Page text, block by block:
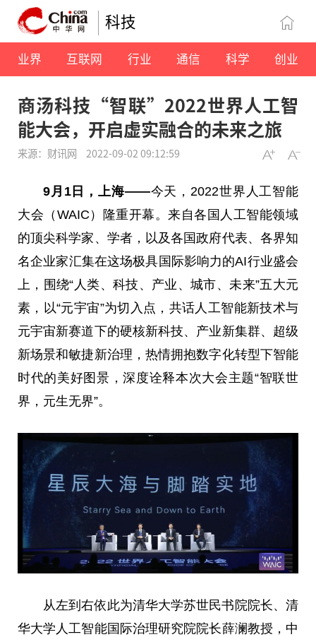
科技
业界 互联网 行业 通信 科学 创业
商汤科技“智联”2022世界人工智
能大会，开启虚实融合的未来之旅
来源：财讯网 2022-09-02 09:12:59
9 月 1日，上海——今天，2022世界人工智能
大会（WAIC）隆重开幕。来自各国人工智能领域
的顶尖科学家、学者，以及各国政府代表、各界知
名企业家汇集在这场极具国际影响力的AI行业盛会
上，围绕“人类、科技、产业、城市、未来”五大元
素，以“元宇宙”为切入点，共话人工智能新技术与
元宇宙新赛道下的硬核新科技、产业新集群、超级
新场景和敏捷新治理，热情拥抱数字化转型下智能
时代的美好图景，深度诠释本次大会主题“智联世
界，元生无界”。
从左到右依此为清华大学苏世民书院院长、清
华大学人工智能国际治理研究院院长薛澜教授，中